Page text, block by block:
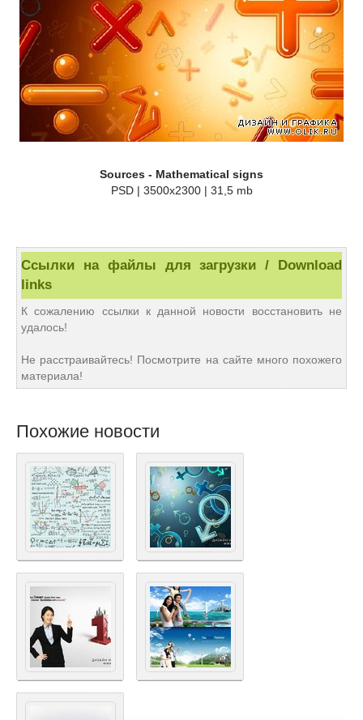
Sources - Mathematical signs
PSD | 3500x2300 | 31,5 mb
Ссылки на файлы для загрузки / Download
links
К сожалению ссылки к данной новости восстановить не
удалось!
Не расстраивайтесь! Посмотрите на сайте много похожего
материала!
Похожие новости